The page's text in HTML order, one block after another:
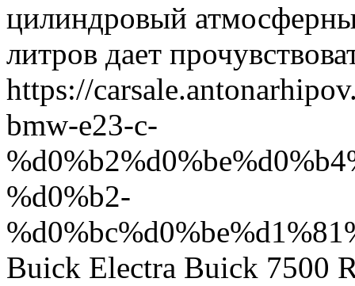
цилиндровый
литров дает
https://
bmw-e23-c-
%d0%b2-
Buick Electra Buick 7500